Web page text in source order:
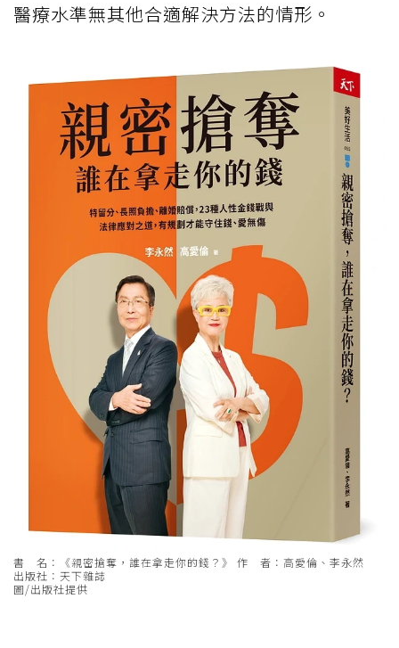
醫療水準無其他合適解決方法的情形。
書 名：《親密搶奪，誰在拿走你的錢？》 作 者：高愛倫、李永然
出版社：天下雜誌
圖/出版社提供